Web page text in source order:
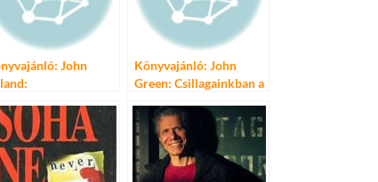
John
Könyvajánló: John
Green: Csillagainkban a